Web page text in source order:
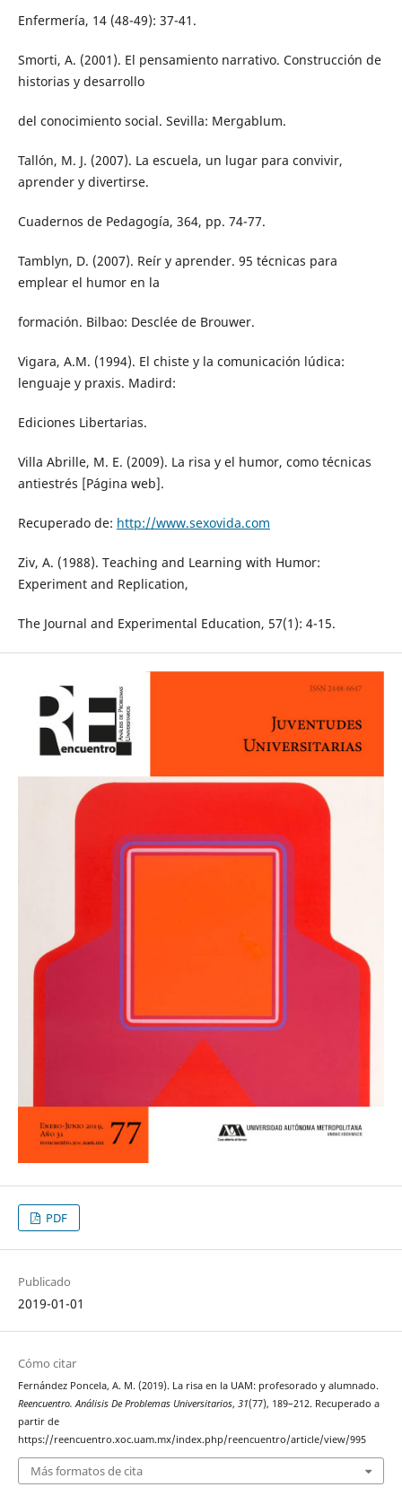
Enfermería, 14 (48-49): 37-41.
Smorti, A. (2001). El pensamiento narrativo. Construcción de
historias y desarrollo
del conocimiento social. Sevilla: Mergablum.
Tallón, M. J. (2007). La escuela, un lugar para convivir,
aprender y divertirse.
Cuadernos de Pedagogía, 364, pp. 74-77.
Tamblyn, D. (2007). Reír y aprender. 95 técnicas para
emplear el humor en la
formación. Bilbao: Desclée de Brouwer.
Vigara, A.M. (1994). El chiste y la comunicación lúdica:
lenguaje y praxis. Madird:
Ediciones Libertarias.
Villa Abrille, M. E. (2009). La risa y el humor, como técnicas
antiestrés [Página web].
Recuperado de: http://www.sexovida.com
Ziv, A. (1988). Teaching and Learning with Humor:
Experiment and Replication,
The Journal and Experimental Education, 57(1): 4-15.
PDF
Publicado
2019-01-01
Cómo citar
Fernández Poncela, A. M. (2019). La risa en la UAM: profesorado y alumnado.
Reencuentro. Análisis De Problemas Universitarios, 31(77), 189–212. Recuperado a
partir de
https://reencuentro.xoc.uam.mx/index.php/reencuentro/article/view/995
Más formatos de cita